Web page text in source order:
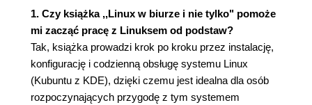
Aby otworzyć plik lub folder (84)
Aby skopiować lub przenieść plik lub folder
(85)
Aby przenieść plik lub folder za pomocą
przeciągania (86)
Aby zapisać plik (87)
1. Czy książka ,,Linux w biurze i nie tylko" pomoże
mi zacząć pracę z Linuksem od podstaw?
Tak, książka prowadzi krok po kroku przez instalację,
konfigurację i codzienną obsługę systemu Linux
(Kubuntu z KDE), dzięki czemu jest idealna dla osób
rozpoczynających przygodę z tym systemem